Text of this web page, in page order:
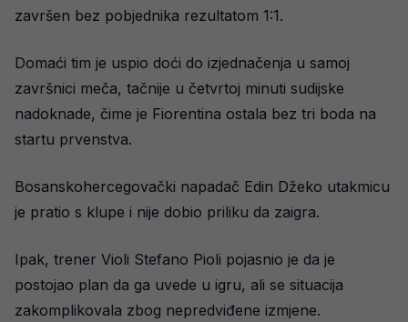
završen bez pobjednika rezultatom 1:1.
Domaći tim je uspio doći do izjednačenja u samoj
završnici meča, tačnije u četvrtoj minuti sudijske
nadoknade, čime je Fiorentina ostala bez tri boda na
startu prvenstva.
Bosanskohercegovački napadač Edin Džeko utakmicu
je pratio s klupe i nije dobio priliku da zaigra.
Ipak, trener Violi Stefano Pioli pojasnio je da je
postojao plan da ga uvede u igru, ali se situacija
zakomplikovala zbog nepredviđene izmjene.